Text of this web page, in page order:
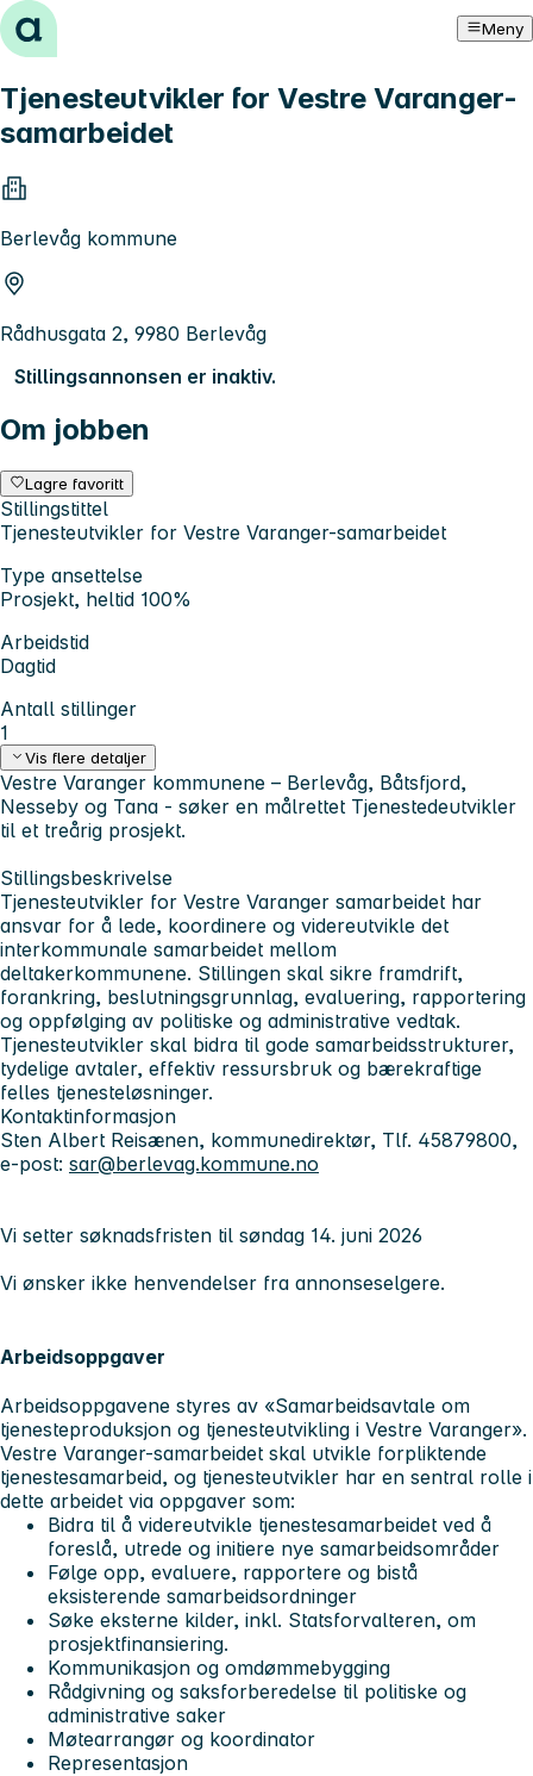
Hopp til innhold Meny
Tjenesteutvikler for Vestre Varanger-
samarbeidet
Berlevåg kommune
Rådhusgata 2, 9980 Berlevåg
Stillingsannonsen er inaktiv.
Om jobben
Lagre favoritt
Stillingstittel
Tjenesteutvikler for Vestre Varanger-samarbeidet
Type ansettelse
Prosjekt, heltid 100%
Arbeidstid
Dagtid
Antall stillinger
1
Vis flere detaljer
Vestre Varanger kommunene – Berlevåg, Båtsfjord,
Nesseby og Tana - søker en målrettet Tjenestedeutvikler
til et treårig prosjekt.
Stillingsbeskrivelse
Tjenesteutvikler for Vestre Varanger samarbeidet har
ansvar for å lede, koordinere og videreutvikle det
interkommunale samarbeidet mellom
deltakerkommunene. Stillingen skal sikre framdrift,
forankring, beslutningsgrunnlag, evaluering, rapportering
og oppfølging av politiske og administrative vedtak.
Tjenesteutvikler skal bidra til gode samarbeidsstrukturer,
tydelige avtaler, effektiv ressursbruk og bærekraftige
felles tjenesteløsninger.
Kontaktinformasjon
Sten Albert Reisænen, kommunedirektør, Tlf. 45879800,
e-post: sar@berlevag.kommune.no
Vi setter søknadsfristen til søndag 14. juni 2026
Vi ønsker ikke henvendelser fra annonseselgere.
Arbeidsoppgaver
Arbeidsoppgavene styres av «Samarbeidsavtale om
tjenesteproduksjon og tjenesteutvikling i Vestre Varanger».
Vestre Varanger-samarbeidet skal utvikle forpliktende
tjenestesamarbeid, og tjenesteutvikler har en sentral rolle i
dette arbeidet via oppgaver som:
Bidra til å videreutvikle tjenestesamarbeidet ved å
foreslå, utrede og initiere nye samarbeidsområder
Følge opp, evaluere, rapportere og bistå
eksisterende samarbeidsordninger
Søke eksterne kilder, inkl. Statsforvalteren, om
prosjektfinansiering.
Kommunikasjon og omdømmebygging
Rådgivning og saksforberedelse til politiske og
administrative saker
Møtearrangør og koordinator
Representasjon